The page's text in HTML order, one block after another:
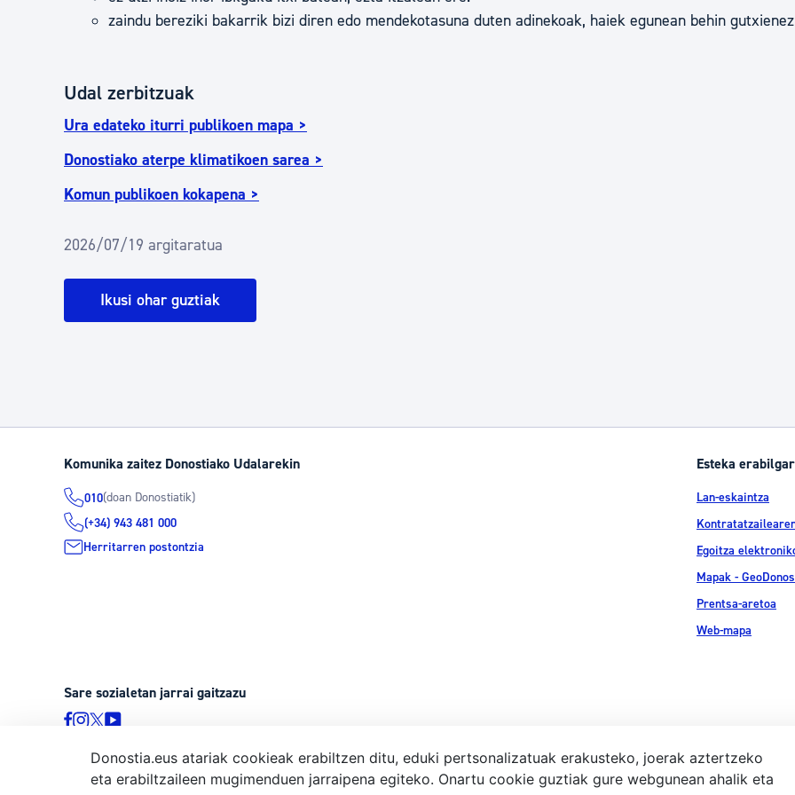
zaindu bereziki bakarrik bizi diren edo mendekotasuna duten adinekoak, haiek egunean behin
Udal zerbitzuak
Ura edateko iturri publikoen mapa >
Donostiako aterpe klimatikoen sarea >
Komun publikoen kokapena >
2026/07/19 argitaratua
Ikusi ohar guztiak
Komunika zaitez Donostiako Udalarekin
010(doan Donostiatik)
(+34) 943 481 000
Herritarren postontzia
Esteka
Lan-eskaintza
Egoitza
Mapak -
Prentsa-aretoa
Web-mapa
Sare sozialetan jarrai gaitzazu
© Donostiako Udala, Ijentea 1, 20003 Donostia Lege-
Donostia.eus atariak cookieak erabiltzen ditu, eduki pertsonalizatuak erakusteko, joerak aztertzeko
eta erabiltzaileen mugimenduen jarraipena egiteko. Onartu cookie guztiak gure webgunean ahalik eta